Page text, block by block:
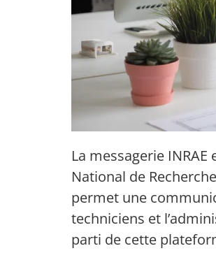
La messagerie
National de
permet une
techniciens et
parti de cette